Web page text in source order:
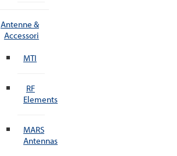
Antenne &
Accessori
MTI
RF
Elements
MARS
Antennas